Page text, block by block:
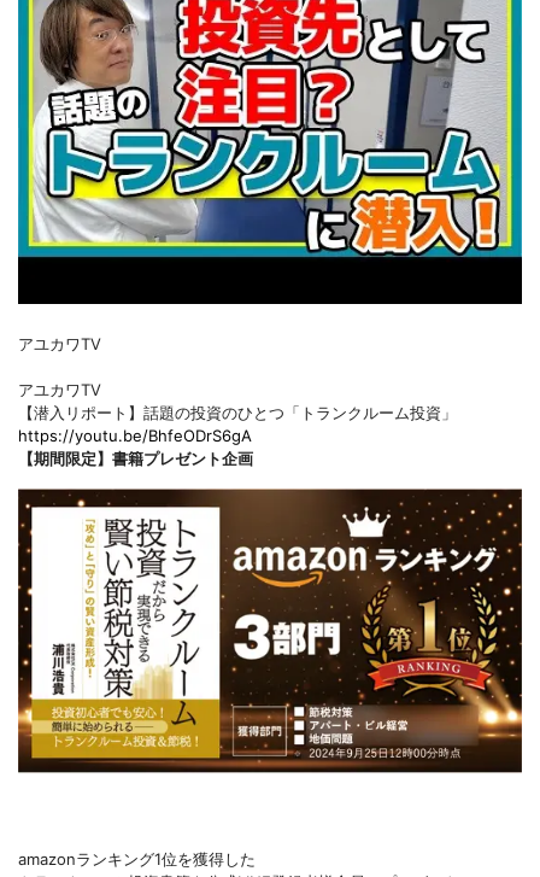
アユカワTV
アユカワTV
【潜入リポート】話題の投資のひとつ「トランクルーム投資」
https://youtu.be/BhfeODrS6gA
【期間限定】書籍プレゼント企画
amazonランキング1位を獲得した